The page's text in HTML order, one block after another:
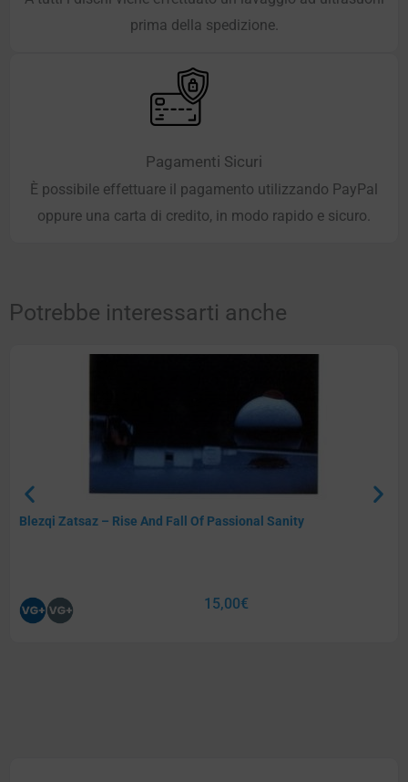
prima della spedizione.
Pagamenti Sicuri
È possibile effettuare il pagamento utilizzando PayPal
oppure una carta di credito, in modo rapido e sicuro.
Potrebbe interessarti anche
Blezqi Zatsaz – Rise And Fall Of Passional Sanity
15,00€